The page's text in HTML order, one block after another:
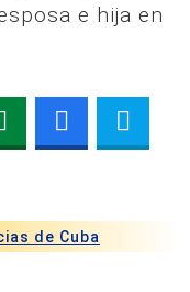
e hija en
de Cuba